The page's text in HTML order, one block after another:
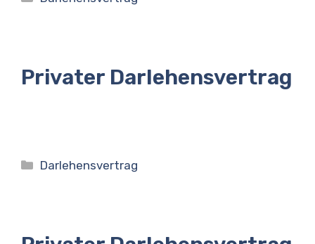
Privater Darlehensvertrag
Kategorien
Darlehensvertrag